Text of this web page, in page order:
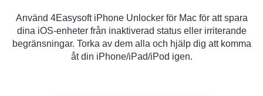
Använd 4Easysoft iPhone Unlocker för Mac för att spara
dina iOS-enheter från inaktiverad status eller irriterande
begränsningar. Torka av dem alla och hjälp dig att komma
åt din iPhone/iPad/iPod igen.